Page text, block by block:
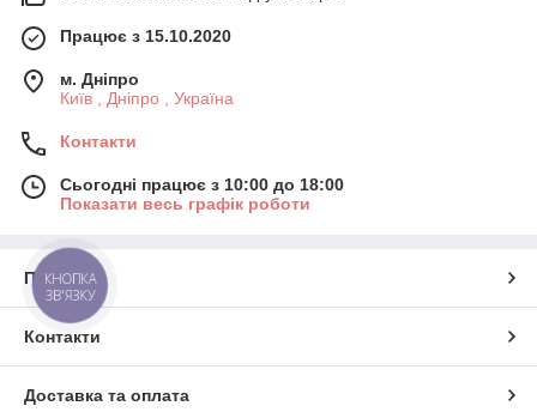
Працює з 15.10.2020
м. Дніпро
Київ , Дніпро , Україна
Контакти
Сьогодні працює з 10:00 до 18:00
Показати весь графік роботи
Про нас
Контакти
Доставка та оплата
КНОПКА
ЗВ'ЯЗКУ